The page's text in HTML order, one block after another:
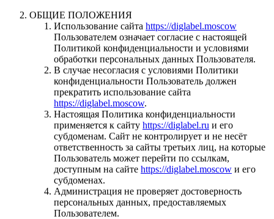
ОБЩИЕ ПОЛОЖЕНИЯ
Использование сайта https://diglabel.moscow
Пользователем означает согласие с настоящей
Политикой конфиденциальности и условиями
обработки персональных данных Пользователя.
В случае несогласия с условиями Политики
конфиденциальности Пользователь должен
прекратить использование сайта
https://diglabel.moscow.
Настоящая Политика конфиденциальности
применяется к сайту https://diglabel.ru и его
субдоменам. Сайт не контролирует и не несёт
ответственность за сайты третьих лиц, на которые
Пользователь может перейти по ссылкам,
доступным на сайте https://diglabel.moscow и его
субдоменах.
Администрация не проверяет достоверность
персональных данных, предоставляемых
Пользователем.